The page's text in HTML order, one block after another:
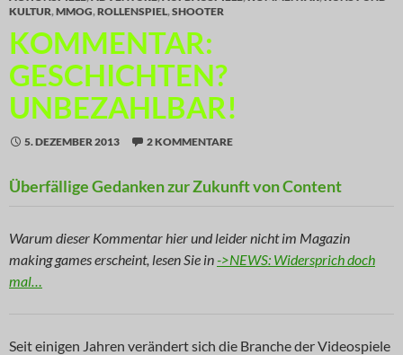
KULTUR, MMOG, ROLLENSPIEL, SHOOTER
KOMMENTAR:
GESCHICHTEN?
UNBEZAHLBAR!
5. DEZEMBER 2013 2 KOMMENTARE
Überfällige Gedanken zur Zukunft von Content
Warum dieser Kommentar hier und leider nicht im Magazin
making games erscheint, lesen Sie in->NEWS: Widersprich doch
mal…
Seit einigen Jahren verändert sich die Branche der Videospiele